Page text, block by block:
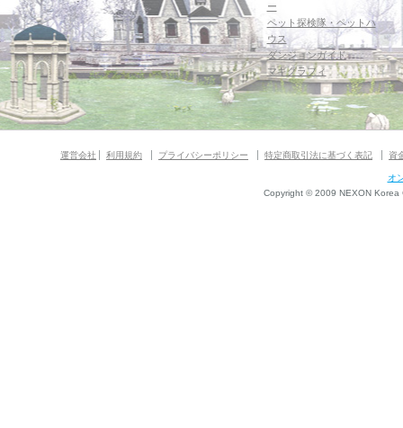
ー
ペット探検隊・ペットハ
ウス
ダンジョンガイド
マギグラフィ
運営会社 利用規約 プライバシーポリシー 特定商取引法に基づく表記 資
オ
Copyright © 2009 NEXON Korea